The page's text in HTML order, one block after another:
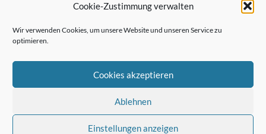
Cookie-Zustimmung verwalten
Wir verwenden Cookies, um unsere Website und unseren Service zu
optimieren.
Cookies akzeptieren
Ablehnen
Einstellungen anzeigen
Mastodon
Twitter
LinkedIn